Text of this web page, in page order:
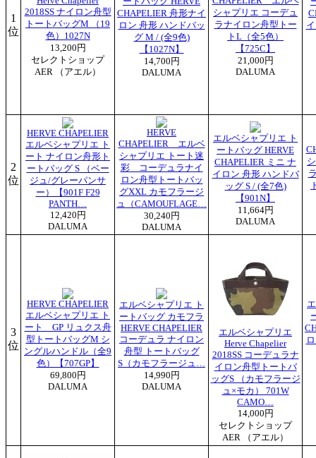
1
位
2018SS ナイロン舟型
トートバッグM （19
色）1027N
13,200円
セレクトショップ
AER （アエル）
CHAPELIER 舟形ナイ
ロン 舟形 ハンドバッ
グ M / (全9色)
【1027N】
14,700円
DALUMA
シャプリエ コーデュ
ラナイロン舟型トー
トL（全5色）
【725C】
21,000円
DALUMA
2
位
HERVE CHAPELIER
エルベシャプリエ ト
ート ナイロン舟形ト
ートバッグ S （ベー
ジュ/グレーパンサ
ー）【901F F29
PANTH…
12,420円
DALUMA
HERVE
CHAPELIER エルベ
シャプリエ トート迷
彩 コーデュラナイ
ロン舟型トートバッ
グXXL カモフラージ
ュ（CAMOUFLAGE…
30,240円
DALUMA
エルベシャプリエ ト
ートバッグ HERVE
CHAPELIER ミニ ナ
イロン 舟形 ハンドバ
ッグ S / (全7色)
【901N】
11,664円
DALUMA
3
位
HERVE CHAPELIER
エルベシャプリエ ト
ート GP リュクス舟
型トートバッグM シ
ングルハンドル（全9
色）【707GP】
69,800円
DALUMA
エルベシャプリエ ト
ートバッグ カモフラ
HERVE CHAPELIER
コーデュラ ナイロン
舟型 トートバッグ
S（カモフラージュ…
14,990円
DALUMA
エルベシャプリエ
Herve Chapelier
2018SS コーデュラナ
イロン舟型トートバ
ッグS （カモフラージ
ュ×モカ） 701W
CAMO…
14,000円
セレクトショップ
AER （アエル）